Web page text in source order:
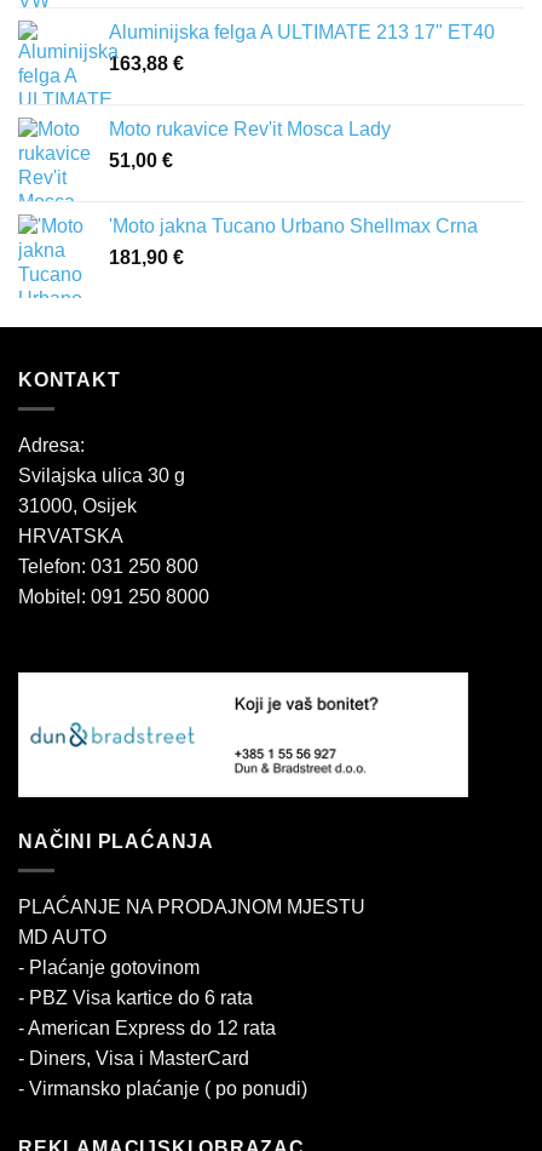
Aluminijska felga A ULTIMATE 213 17" ET40
163,88 €
Moto rukavice Rev'it Mosca Lady
51,00 €
'Moto jakna Tucano Urbano Shellmax Crna
181,90 €
KONTAKT
Adresa:
Svilajska ulica 30 g
31000, Osijek
HRVATSKA
Telefon: 031 250 800
Mobitel: 091 250 8000
NAČINI PLAĆANJA
PLAĆANJE NA PRODAJNOM MJESTU
MD AUTO
- Plaćanje gotovinom
- PBZ Visa kartice do 6 rata
- American Express do 12 rata
- Diners, Visa i MasterCard
- Virmansko plaćanje ( po ponudi)